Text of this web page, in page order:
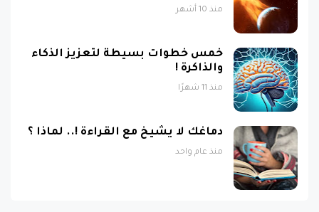
منذ 10 أشهر
خمس خطوات بسيطة لتعزيز الذكاء
والذاكرة !
منذ 11 شهرًا
دماغك لا يشيخ مع القراءة !.. لماذا ؟
منذ عام واحد